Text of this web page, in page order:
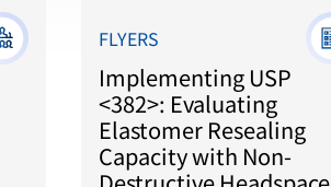
FLYERS
Implementing USP
<382>: Evaluating
Elastomer Resealing
Capacity with Non-